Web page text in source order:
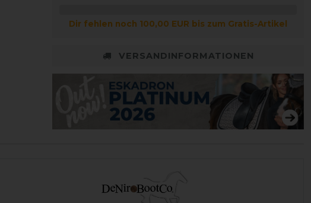
Dir fehlen noch 100,00 EUR bis zum Gratis-Artikel
VERSANDINFORMATIONEN